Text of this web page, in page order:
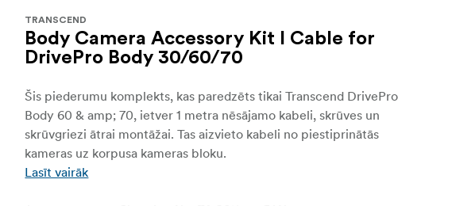
TRANSCEND
Body Camera Accessory Kit I Cable for
DrivePro Body 30/60/70
Šis piederumu komplekts, kas paredzēts tikai Transcend DrivePro
Body 60 & amp; 70, ietver 1 metra nēsājamo kabeli, skrūves un
skrūvgriezi ātrai montāžai. Tas aizvieto kabeli no piestiprinātās
kameras uz korpusa kameras bloku.
Lasīt vairāk